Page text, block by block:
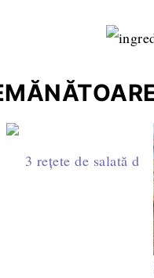
russe cu maioneză
3 rețete de salată de